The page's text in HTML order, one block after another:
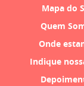
Mapa do
Quem
Onde
Indique